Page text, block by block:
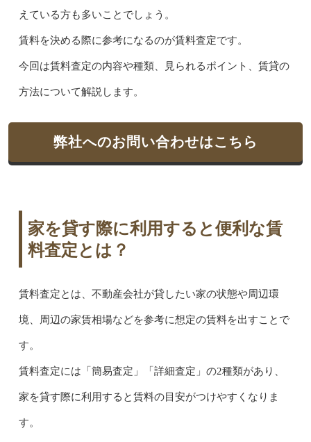
えている方も多いことでしょう。
賃料を決める際に参考になるのが賃料査定です。
今回は賃料査定の内容や種類、見られるポイント、賃貸の
方法について解説します。
弊社へのお問い合わせはこちら
家を貸す際に利用すると便利な賃
料査定とは？
賃料査定とは、不動産会社が貸したい家の状態や周辺環
境、周辺の家賃相場などを参考に想定の賃料を出すことで
す。
賃料査定には「簡易査定」「詳細査定」の2種類があり、
家を貸す際に利用すると賃料の目安がつけやすくなりま
す。